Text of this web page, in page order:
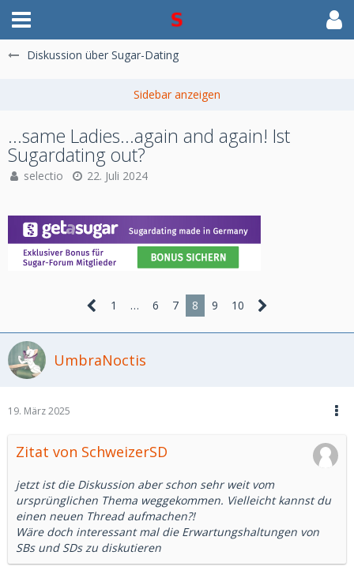
Diskussion über Sugar-Dating
...same Ladies...again and again! Ist
Sugardating out?
selectio 22. Juli 2024
1 … 6 7 8 9 10
UmbraNoctis
19. März 2025
Zitat von SchweizerSD
jetzt ist die Diskussion aber schon sehr weit vom
ursprünglichen Thema weggekommen. Vielleicht kannst du
einen neuen Thread aufmachen?!
Wäre doch interessant mal die Erwartungshaltungen von
SBs und SDs zu diskutieren